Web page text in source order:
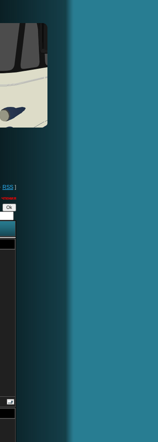
· RSS ]